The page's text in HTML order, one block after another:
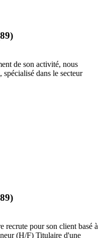
de son activité, nous
dans le secteur
recrute pour son client basé à
(H/F) Titulaire d'une